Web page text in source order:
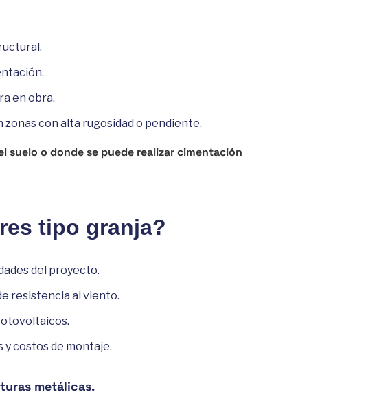
en obra.
con alta rugosidad o pendiente.
o donde se puede realizar cimentación
tipo granja?
del proyecto.
resistencia al viento.
costos de montaje.
metálicas.